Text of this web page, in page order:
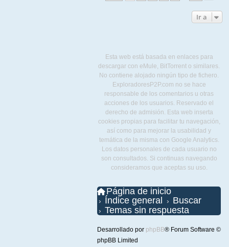
Ir a
Esta web está basada en enlaces para
descargar con eMule, BitTorrent o similares.
No contiene alojado ningún tipo de fichero.
ExploradoresP2P.com no se hace
responsable de los comentarios u otras
acciones de los usuarios. Reservado el
derecho de admisión. Esta web inserta
cookies propias para facilitar tu navegación,
así como para mejorar la usabilidad y
temática de la misma con Google Analytics.
Los datos personales de cada usuario no
son consultados. Si continuas navegando
consideramos que aceptas su uso.
Página de inicio
Índice general
Buscar
Temas sin respuesta
Desarrollado por phpBB® Forum Software ©
phpBB Limited